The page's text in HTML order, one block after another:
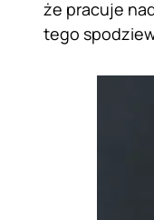
że pracuje
tego